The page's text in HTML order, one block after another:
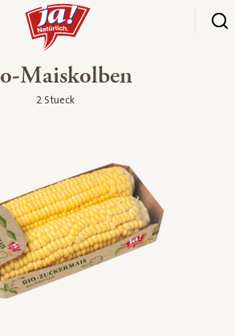
Maiskolben
2 Stueck